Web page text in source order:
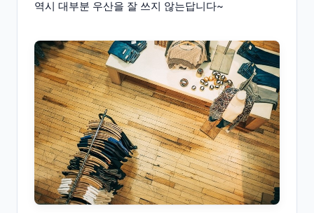
역시 대부분 우산을 잘 쓰지 않는답니다~